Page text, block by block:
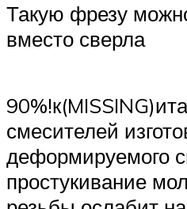
Такую фрезу
вместо сверла
смесителей
деформируемого
простукивание